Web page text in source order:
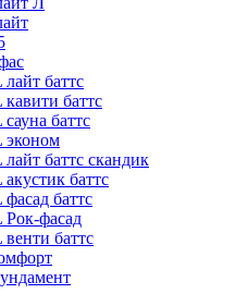
баттс
баттс
баттс
эконом
баттс скандик
баттс
баттс
фасад
баттс